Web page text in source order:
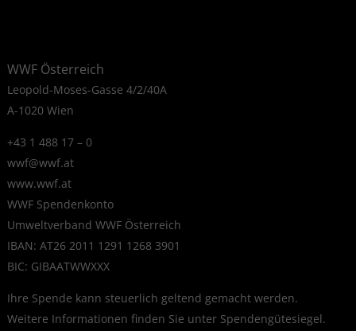
WWF Österreich
Leopold-Moses-Gasse 4/2/40A
A-1020 Wien
+43 1 488 17 – 0
wwf@wwf.at
www.wwf.at
WWF Spendenkonto
Umweltverband WWF Österreich
IBAN: AT26 2011 1291 1268 3901
BIC: GIBAATWWXXX
Ihre Spende kann steuerlich geltend gemacht werden.
Weitere Informationen finden Sie unter Spendengütesiegel.